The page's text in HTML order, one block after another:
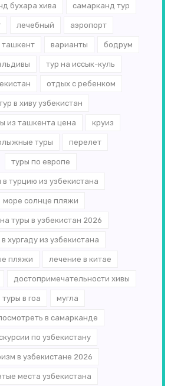
бухара хива самарканд тур
лечебный аэропорт
ташкент варианты бодрум
тур на иссык-куль
отдых с ребенком
в хиву узбекистан
из ташкента цена круиз
туры перелет
туры по европе
в турцию из узбекистана
море солнце пляжи
туры в узбекистан 2026
хургаду из узбекистана
пляжи лечение в китае
достопримечательности хивы
туры в гоа мугла
в самарканде
по узбекистану
в узбекистане 2026
места узбекистана